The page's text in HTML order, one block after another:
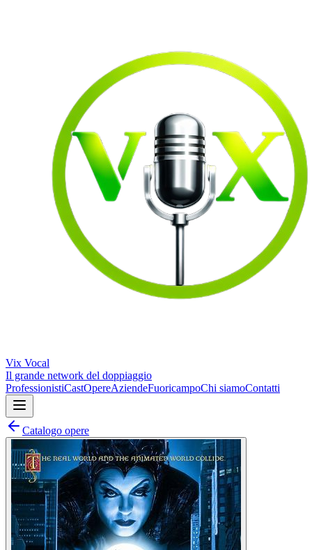
Vix Vocal
Il grande network del doppiaggio
ProfessionistiCastOpereAziendeFuoricampoChi siamoContatti
Catalogo opere